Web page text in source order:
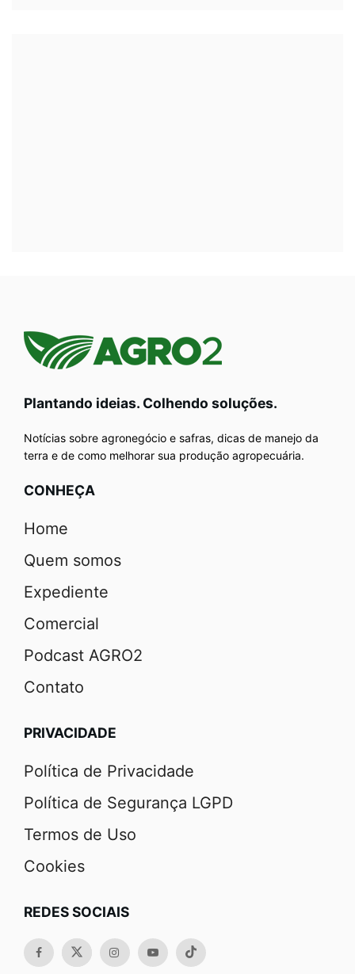
Plantando ideias. Colhendo soluções.
Notícias sobre agronegócio e safras, dicas de manejo da
terra e de como melhorar sua produção agropecuária.
CONHEÇA
Home
Quem somos
Expediente
Comercial
Podcast AGRO2
Contato
PRIVACIDADE
Política de Privacidade
Política de Segurança LGPD
Termos de Uso
Cookies
REDES SOCIAIS